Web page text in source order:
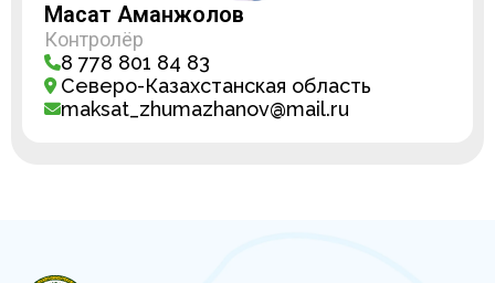
Мақсат Аманжолов
Контролёр
8 778 801 84 83
Северо-Казахстанская область
maksat_zhumazhanov@mail.ru